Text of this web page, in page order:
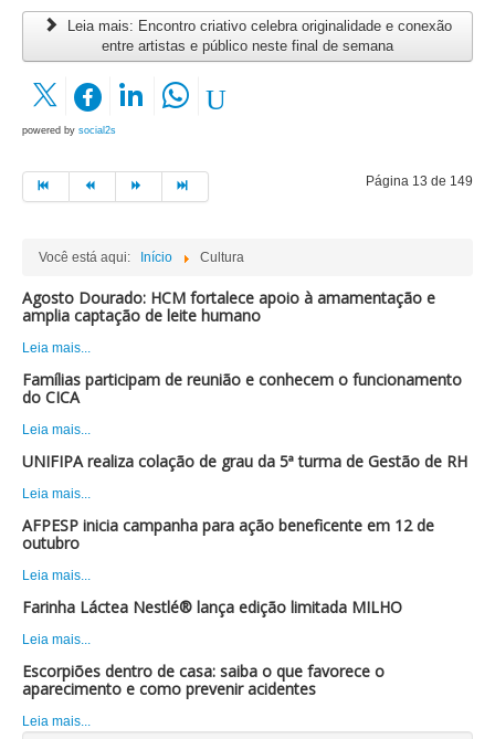
Leia mais: Encontro criativo celebra originalidade e conexão
entre artistas e público neste final de semana
powered by social2s
Página 13 de 149
Você está aqui: Início Cultura
Agosto Dourado: HCM fortalece apoio à amamentação e
amplia captação de leite humano
Leia mais...
Famílias participam de reunião e conhecem o funcionamento
do CICA
Leia mais...
UNIFIPA realiza colação de grau da 5ª turma de Gestão de RH
Leia mais...
AFPESP inicia campanha para ação beneficente em 12 de
outubro
Leia mais...
Farinha Láctea Nestlé® lança edição limitada MILHO
Leia mais...
Escorpiões dentro de casa: saiba o que favorece o
aparecimento e como prevenir acidentes
Leia mais...